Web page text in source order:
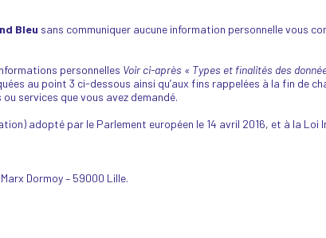
Bleu sans communiquer aucune information personnelle vous
personnelles Voir ci-après « Types et finalités des
au point 3 ci-dessous ainsi qu’aux fins rappelées à la fin de
services que vous avez demandé.
adopté par le Parlement européen le 14 avril 2016, et à la
Dormoy – 59000 Lille.